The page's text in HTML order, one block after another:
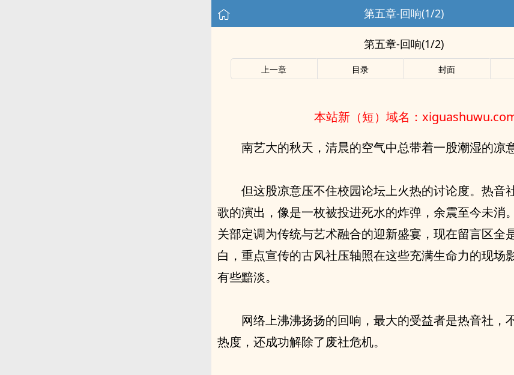
第五章-回响(1/2)
第五章-回响(1/2)
上一章 目录 封面
本站新（短）域名：
南艺大的秋天，清晨的空气中总带着一股潮湿的凉意
但这股凉意压不住校园论坛上火热的讨论度。热音
歌的演出，像是一枚被投进死水的炸弹，余震至今未消
关部定调为传统与艺术融合的迎新盛宴，现在留言区全
白，重点宣传的古风社压轴照在这些充满生命力的现场
有些黯淡。
网络上沸沸扬扬的回响，最大的受益者是热音社，
热度，还成功解除了废社危机。